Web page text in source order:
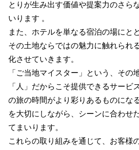
とりが生み出す価値や提案力のさら
いります 。
また、ホテルを単なる宿泊の場にと
その土地ならではの魅力に触れられ
化させていきます。
「ご当地マイスター」という、その
「人」だからこそ提供できるサービ
の旅の時間がより彩りあるものにな
を大切にしながら、シーンに合わせ
てまいります。
これらの取り組みを通じて、お客様